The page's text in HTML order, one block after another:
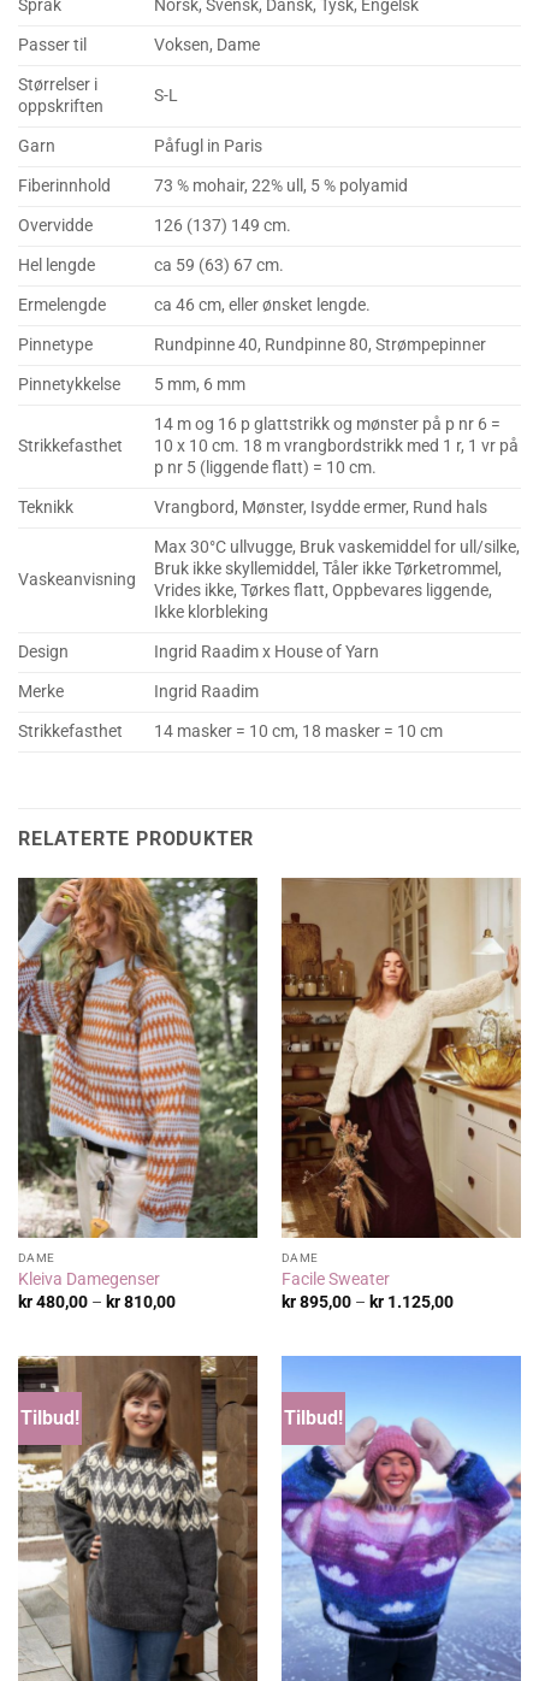
Språk
Norsk, Svensk, Dansk, Tysk, Engelsk
Passer til
Voksen, Dame
Størrelser i
oppskriften
S-L
Garn
Påfugl in Paris
Fiberinnhold
73 % mohair, 22% ull, 5 % polyamid
Overvidde
126 (137) 149 cm.
Hel lengde
ca 59 (63) 67 cm.
Ermelengde
ca 46 cm, eller ønsket lengde.
Pinnetype
Rundpinne 40, Rundpinne 80, Strømpepinner
Pinnetykkelse
5 mm, 6 mm
Strikkefasthet
14 m og 16 p glattstrikk og mønster på p nr 6 =
10 x 10 cm. 18 m vrangbordstrikk med 1 r, 1 vr på
p nr 5 (liggende flatt) = 10 cm.
Teknikk
Vrangbord, Mønster, Isydde ermer, Rund hals
Vaskeanvisning
Max 30°C ullvugge, Bruk vaskemiddel for ull/silke,
Bruk ikke skyllemiddel, Tåler ikke Tørketrommel,
Vrides ikke, Tørkes flatt, Oppbevares liggende,
Ikke klorbleking
Design
Ingrid Raadim x House of Yarn
Merke
Ingrid Raadim
Strikkefasthet
14 masker = 10 cm, 18 masker = 10 cm
RELATERTE PRODUKTER
DAME
Kleiva Damegenser
kr480,00 – kr810,00Prisområde:
DAME
Facile Sweater
kr895,00 – kr1.125,00
Tilbud! Tilbud!